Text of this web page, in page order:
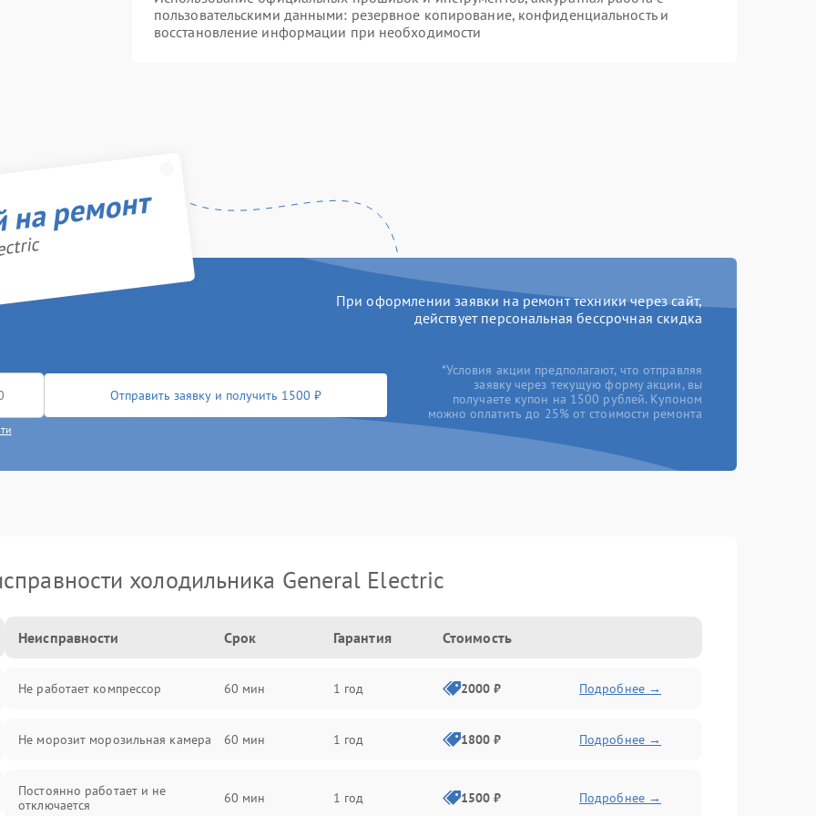
пользовательскими данными: резервное копирование, конфиденциальность и
восстановление информации при необходимости
ремонт
При оформлении заявки на ремонт техники через сайт,
действует персональная бессрочная скидка
Отправить заявку и получить 1500 ₽
*Условия акции предполагают, что отправляя
заявку через текущую форму акции, вы
получаете купон на 1500 рублей. Купоном
можно оплатить до 25% от стоимости ремонта
холодильника General Electric
Неисправности Срок Гарантия Стоимость
Не работает компрессор 60 мин 1 год 2000 ₽ Подробнее →
Не морозит морозильная камера 60 мин 1 год 1800 ₽ Подробнее →
Постоянно работает и не
отключается
60 мин 1 год 1500 ₽ Подробнее →